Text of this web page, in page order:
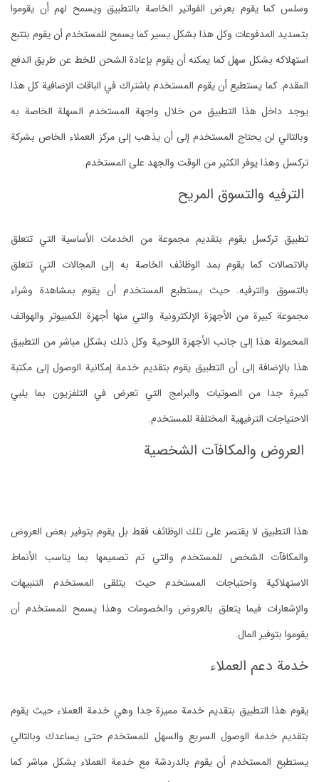
وسلس كما يقوم بعرض الفواتير الخاصة بالتطبيق ويسمح لهم أن يقوموا
بتسديد المدفوعات وكل هذا بشكل يسير كما يسمح للمستخدم أن يقوم بتتبع
استهلاكه بشكل سهل كما يمكنه أن يقوم بإعادة الشحن للخط عن طريق الدفع
المقدم. كما يستطيع أن يقوم المستخدم باشتراك في الباقات الإضافية كل هذا
يوجد داخل هذا التطبيق من خلال واجهة المستخدم السهلة الخاصة به
وبالتالي لن يحتاج المستخدم إلى أن يذهب إلى مركز العملاء الخاص بشركة
تركسل وهذا يوفر الكثير من الوقت والجهد على المستخدم.
الترفيه والتسوق المريح
تطبيق تركسل يقوم بتقديم مجموعة من الخدمات الأساسية التي تتعلق
بالاتصالات كما يقوم بمد الوظائف الخاصة به إلى المجالات التي تتعلق
بالتسوق والترفيه. حيث يستطيع المستخدم أن يقوم بمشاهدة وشراء
مجموعة كبيرة من الأجهزة الإلكترونية والتي منها أجهزة الكمبيوتر والهواتف
المحمولة هذا إلى جانب الأجهزة اللوحية وكل ذلك بشكل مباشر من التطبيق
هذا بالإضافة إلى أن التطبيق يقوم بتقديم خدمة إمكانية الوصول إلى مكتبة
كبيرة جدا من الصوتيات والبرامج التي تعرض في التلفزيون بما يلبي
الاحتياجات الترفيهية المختلفة للمستخدم.
العروض والمكافآت الشخصية
هذا التطبيق لا يقتصر على تلك الوظائف فقط بل يقوم بتوفير بعض العروض
والمكافآت الشخص للمستخدم والتي تم تصميمها بما يناسب الأنماط
الاستهلاكية واحتياجات المستخدم حيث يتلقى المستخدم التنبيهات
والإشعارات فيما يتعلق بالعروض والخصومات وهذا يسمح للمستخدم أن
يقوموا بتوفير المال.
خدمة دعم العملاء
يقوم هذا التطبيق بتقديم خدمة مميزة جدا وهي خدمة العملاء حيث يقوم
بتقديم خدمة الوصول السريع والسهل للمستخدم حتى يساعدك وبالتالي
يستطيع المستخدم أن يقوم بالدردشة مع خدمة العملاء بشكل مباشر كما